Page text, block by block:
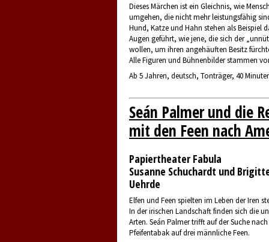
Dieses Märchen ist ein Gleichnis, wie
umgehen, die nicht mehr leistungsfähig
Hund, Katze und Hahn stehen als Beispiel
Augen geführt, wie jene, die sich der
wollen, um ihren angehäuften Besitz
Alle Figuren und Bühnenbilder stammen
Ab 5 Jahren, deutsch, Tonträger, 40
Seán Palmer und die
mit den Feen nach
Papiertheater Fabula
Susanne Schuchardt und
Uehrde
Elfen und Feen spielten im Leben der Iren
In der irischen Landschaft finden sich die
Arten. Seán Palmer trifft auf der Suche
Pfeifentabak auf drei männliche Feen.